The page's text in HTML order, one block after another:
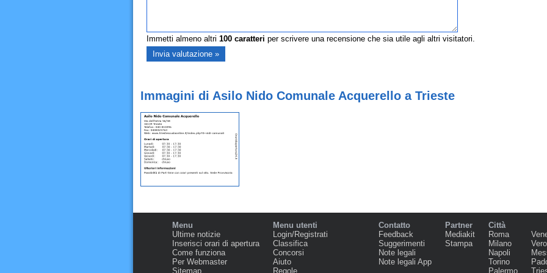
Immetti almeno altri 100caratteri per scrivere una recensione che sia utile agli altri visitatori.
Immagini di Asilo Nido Comunale Acquerello a Trieste
Menu
Ultime notizie
Inserisci orari di apertura
Come funziona
Per Webmaster
Sitemap
Menu utenti
Login/Registrati
Classifica
Concorsi
Aiuto
Regole
Contatto
Feedback
Suggerimenti
Note legali
Note legali App
Partner
Mediakit
Stampa
Città
Roma
Milano
Napoli
Torino
Palermo